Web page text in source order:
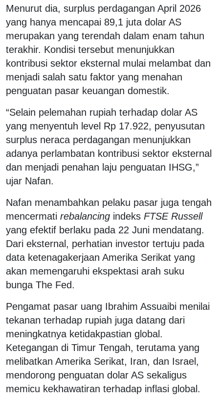
Menurut dia, surplus perdagangan April 2026
yang hanya mencapai 89,1 juta dolar AS
merupakan yang terendah dalam enam tahun
terakhir. Kondisi tersebut menunjukkan
kontribusi sektor eksternal mulai melambat dan
menjadi salah satu faktor yang menahan
penguatan pasar keuangan domestik.
“Selain pelemahan rupiah terhadap dolar AS
yang menyentuh level Rp 17.922, penyusutan
surplus neraca perdagangan menunjukkan
adanya perlambatan kontribusi sektor eksternal
dan menjadi penahan laju penguatan IHSG,”
ujar Nafan.
Nafan menambahkan pelaku pasar juga tengah
mencermati rebalancing indeks FTSE Russell
yang efektif berlaku pada 22 Juni mendatang.
Dari eksternal, perhatian investor tertuju pada
data ketenagakerjaan Amerika Serikat yang
akan memengaruhi ekspektasi arah suku
bunga The Fed.
Pengamat pasar uang Ibrahim Assuaibi menilai
tekanan terhadap rupiah juga datang dari
meningkatnya ketidakpastian global.
Ketegangan di Timur Tengah, terutama yang
melibatkan Amerika Serikat, Iran, dan Israel,
mendorong penguatan dolar AS sekaligus
memicu kekhawatiran terhadap inflasi global.